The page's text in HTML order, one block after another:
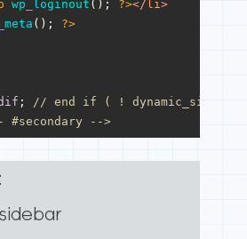
wp_loginout (); ?></ li>
(); ?>
; // end if ( !
#secondary -->